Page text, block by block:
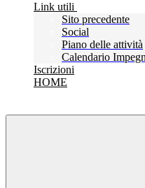
Link utili
Sito precedente
Social
Piano delle attività
Calendario
Iscrizioni
HOME